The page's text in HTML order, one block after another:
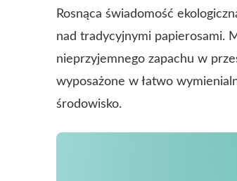
Rosnąca świadomość
nad tradycyjnymi papierosami.
nieprzyjemnego zapachu w
wyposażone w łatwo
środowisko.